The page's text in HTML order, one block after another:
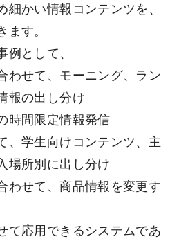
細かい情報コンテンツを、
ます。
例として、
せて、モーニング、ラン
報の出し分け
間限定情報発信
学生向けコンテンツ、主
場所別に出し分け
せて、商品情報を変更す
て応用できるシステムであ